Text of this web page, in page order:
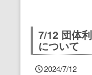
7/12 団体
について
2024/7/12